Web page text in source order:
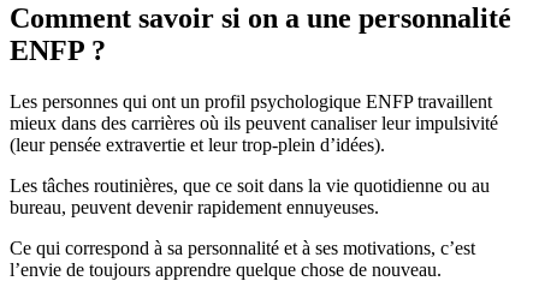
Comment savoir si on a une personnalité
ENFP ?
Les personnes qui ont un profil psychologique ENFP travaillent
mieux dans des carrières où ils peuvent canaliser leur impulsivité
(leur pensée extravertie et leur trop-plein d’idées).
Les tâches routinières, que ce soit dans la vie quotidienne ou au
bureau, peuvent devenir rapidement ennuyeuses.
Ce qui correspond à sa personnalité et à ses motivations, c’est
l’envie de toujours apprendre quelque chose de nouveau.